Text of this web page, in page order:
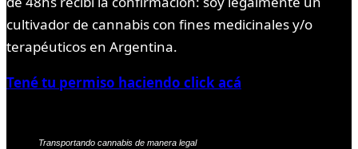
cultivador de cannabis con fines medicinales y/o
terapéuticos en Argentina.
Tené tu permiso haciendo click acá
Transportando cannabis de manera legal